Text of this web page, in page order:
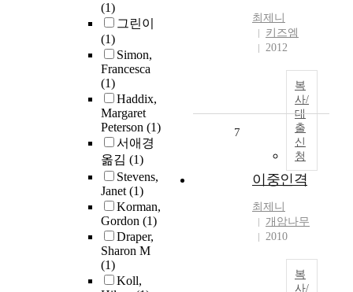
(1)
그린이
(1)
Simon,
Francesca
(1)
Haddix,
Margaret
Peterson (1)
서애경
옮김 (1)
Stevens,
Janet(1)
Korman,
Gordon (1)
Draper,
Sharon M
(1)
Koll,
최제니
키즈엠
2012
복
사/
대
출
신
청
7
이중인격
최제니
개암나무
2010
복
사/